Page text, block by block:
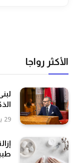
الأكثر رواجا
الذكرى
29 يوليو, 2026